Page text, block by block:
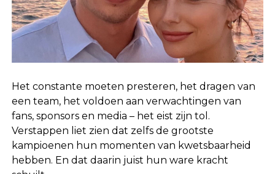
Het constante moeten presteren, het dragen van
een team, het voldoen aan verwachtingen van
fans, sponsors en media – het eist zijn tol.
Verstappen liet zien dat zelfs de grootste
kampioenen hun momenten van kwetsbaarheid
hebben. En dat daarin juist hun ware kracht